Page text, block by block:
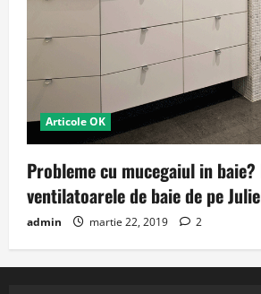
Articole OK
Probleme cu mucegaiul in
ventilatoarele de baie de pe
admin martie 22, 2019 2